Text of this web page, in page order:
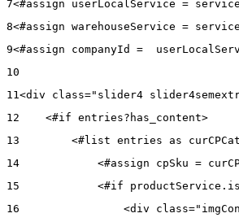
7<#assign userLocalService =
8<#assign warehouseService =
9<#assign companyId =
10
11 <div class="slider4
12
    <#if entries?has_content>
13
<#list entries as
14
<#assign cpSku =
15
<#if
16
<div